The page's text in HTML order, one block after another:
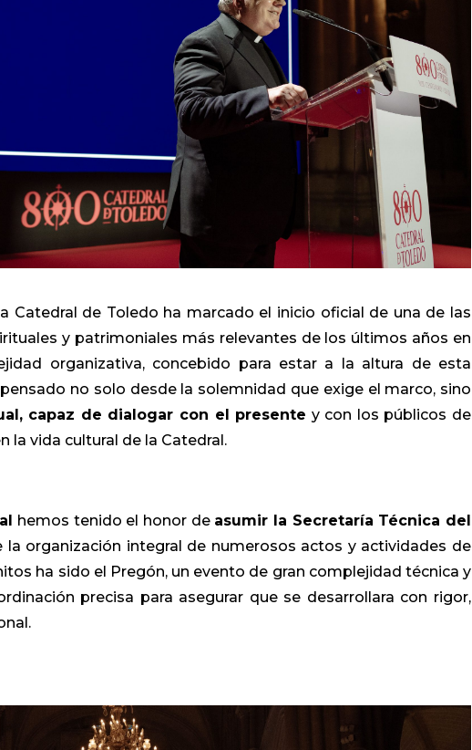
Catedral de Toledo ha marcado el inicio oficial de una de las
y patrimoniales más relevantes de los últimos años en
organizativa, concebido para estar a la altura de esta
no solo desde la solemnidad que exige el marco, sino
capaz de dialogar con el presente y con los públicos de
la vida cultural de la Catedral.
hemos tenido el honor de asumir la Secretaría Técnica del
la organización integral de numerosos actos y actividades de
ha sido el Pregón, un evento de gran complejidad técnica y
precisa para asegurar que se desarrollara con rigor,